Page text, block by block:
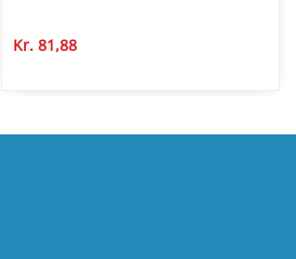
Kr. 81,88